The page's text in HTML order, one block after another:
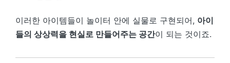
이러한 아이템들이 놀이터 안에 실물로 구현되어, 아이
들의 상상력을 현실로 만들어주는 공간이 되는 것이죠.